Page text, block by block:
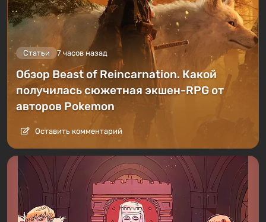
Статьи 7 часов назад
Обзор Beast of Reincarnation. Какой
получилась сюжетная экшен-RPG от
авторов Pokemon
Оставить комментарий